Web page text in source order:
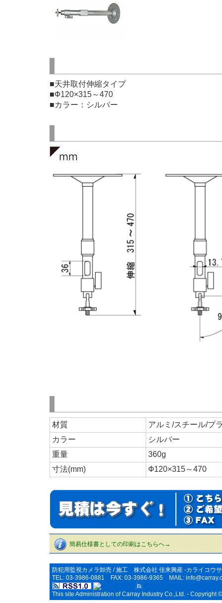
■天井取付伸縮タイプ
■Ф120×315～470
■カラー：シルバー
材質
アルミ/スチール/プ
カラー
シルバー
重量
360g
寸法(mm)
Ф120×315～470
簡易仕様書としての印刷はこちらへ→
防犯用監視カメラ卸売 / 施工 株式会社 佳来興産 -カライコウ
TEL: 03-3986-0881 FAX: 03-3986-9365 MAIL:
This site Administration of Carray Industry Co.,Ltd. - Copyright